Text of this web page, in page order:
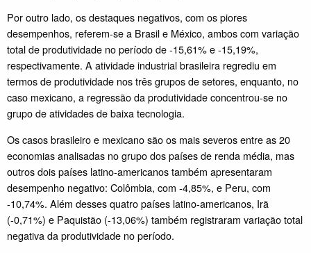
Por outro lado, os destaques negativos, com os piores
desempenhos, referem-se a Brasil e México, ambos com variação
total de produtividade no período de -15,61% e -15,19%,
respectivamente. A atividade industrial brasileira regrediu em
termos de produtividade nos três grupos de setores, enquanto, no
caso mexicano, a regressão da produtividade concentrou-se no
grupo de atividades de baixa tecnologia.
Os casos brasileiro e mexicano são os mais severos entre as 20
economias analisadas no grupo dos países de renda média, mas
outros dois países latino-americanos também apresentaram
desempenho negativo: Colômbia, com -4,85%, e Peru, com
-10,74%. Além desses quatro países latino-americanos, Irã
(-0,71%) e Paquistão (-13,06%) também registraram variação total
negativa da produtividade no período.